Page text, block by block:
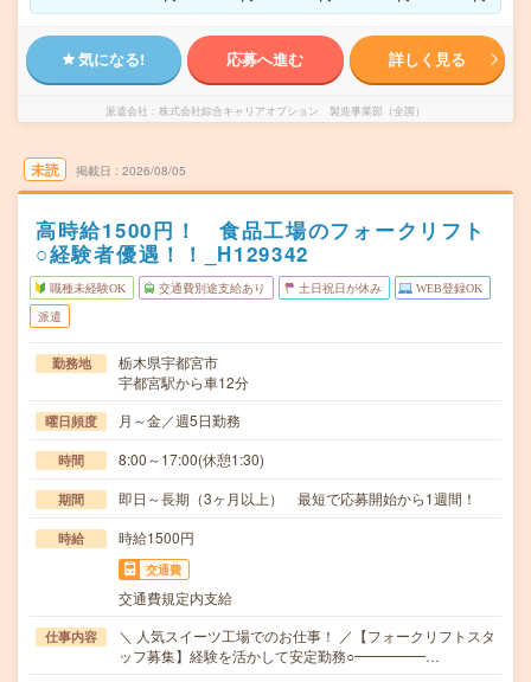
気になる! 応募へ進む 詳しく見る
派遣会社 株式会社綜合キャリアオプション 製造事業部（全国）
未読 掲載日 2026/08/05
高時給1500円！ 食品工場のフォークリフト
○経験者優遇！！_H129342
職種未経験OK 交通費別途支給あり 土日祝日が休み WEB登録OK
派遣
勤務地
栃木県宇都宮市
宇都宮駅から車12分
曜日頻度 月～金／週5日勤務
時間 8:00～17:00(休憩1:30)
期間 即日～長期（3ヶ月以上） 最短で応募開始から1週間！
時給 時給1500円
交通費
交通費規定内支給
仕事内容
＼ 人気スイーツ工場でのお仕事！ ／【フォークリフトスタ
ッフ募集】経験を活かして安定勤務○━━━━━…